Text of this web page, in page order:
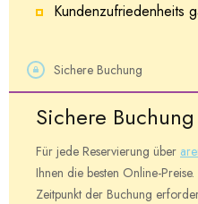
Kundenzufriedenheits
Sichere Buchung
Sichere Buchung
Für jede Reservierung über
Ihnen die besten Online-
Zeitpunkt der Buchung